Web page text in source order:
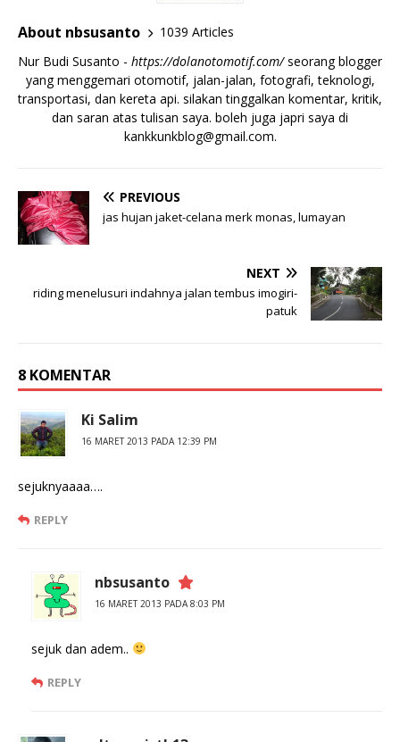
About nbsusanto
1039 Articles
Nur Budi Susanto - https://dolanotomotif.com/seorang blogger
yang menggemari otomotif, jalan-jalan, fotografi, teknologi,
transportasi, dan kereta api. silakan tinggalkan komentar, kritik,
dan saran atas tulisan saya. boleh juga japri saya di
kankkunkblog@gmail.com.
PREVIOUS
jas hujan jaket-celana merk monas, lumayan
NEXT
riding menelusuri indahnya jalan tembus imogiri-
patuk
8 KOMENTAR
Ki Salim
16 MARET 2013 PADA 12:39 PM
sejuknyaaaa….
REPLY
nbsusanto
16 MARET 2013 PADA 8:03 PM
sejuk dan adem..
REPLY